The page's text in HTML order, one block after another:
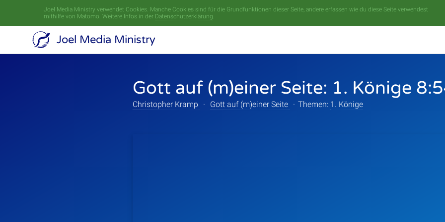
Joel Media Ministry verwendet Cookies. Manche Cookies sind für die Grundfunktionen dieser Seite, andere erfassen wie du diese Seite verwendest
mithilfe von Matomo. Weitere Infos in der Datenschutzerklärung.
Joel Media Ministry
Gott auf (m)einer Seite: 1. Könige
Christopher Kramp · Gott auf (m)einer Seite · Themen: 1. Könige